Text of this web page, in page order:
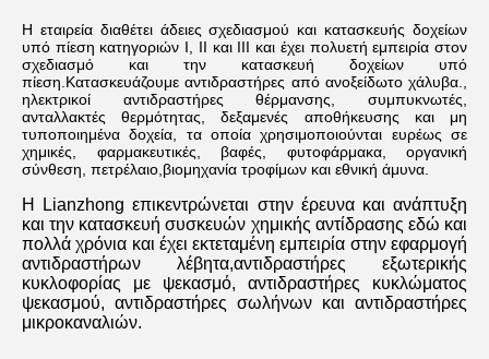
Η εταιρεία διαθέτει άδειες σχεδιασμού και κατασκευής δοχείων
υπό πίεση κατηγοριών Ι, ΙΙ και ΙΙΙ και έχει πολυετή εμπειρία στον
σχεδιασμό και την κατασκευή δοχείων υπό
πίεση.Κατασκευάζουμε αντιδραστήρες από ανοξείδωτο χάλυβα.,
ηλεκτρικοί αντιδραστήρες θέρμανσης, συμπυκνωτές,
ανταλλακτές θερμότητας, δεξαμενές αποθήκευσης και μη
τυποποιημένα δοχεία, τα οποία χρησιμοποιούνται ευρέως σε
χημικές, φαρμακευτικές, βαφές, φυτοφάρμακα, οργανική
σύνθεση, πετρέλαιο,βιομηχανία τροφίμων και εθνική άμυνα.
Η Lianzhong επικεντρώνεται στην έρευνα και ανάπτυξη
και την κατασκευή συσκευών χημικής αντίδρασης εδώ και
πολλά χρόνια και έχει εκτεταμένη εμπειρία στην εφαρμογή
αντιδραστήρων λέβητα,αντιδραστήρες εξωτερικής
κυκλοφορίας με ψεκασμό, αντιδραστήρες κυκλώματος
ψεκασμού, αντιδραστήρες σωλήνων και αντιδραστήρες
μικροκαναλιών.